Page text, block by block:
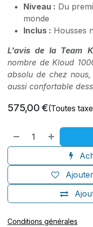
Niveau : Du
monde
Inclus : Housses
L'avis de la Team
nombre de Kloud
absolu de chez
aussi confortable
575,00 €(Toutes
Conditions générales